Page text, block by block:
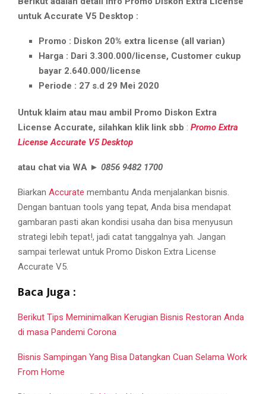
untuk Accurate V5 Desktop :
Promo : Diskon 20% extra license (all varian)
Harga : Dari 3.300.000/license, Customer cukup
bayar 2.640.000/license
Periode : 27 s.d 29 Mei 2020
Untuk klaim atau mau ambil Promo Diskon Extra
License Accurate, silahkan klik link sbb : Promo Extra
License Accurate V5 Desktop
atau chat via WA ► 0856 9482 1700
Biarkan Accurate membantu Anda menjalankan bisnis.
Dengan bantuan tools yang tepat, Anda bisa mendapat
gambaran pasti akan kondisi usaha dan bisa menyusun
strategi lebih tepat!, jadi catat tanggalnya yah. Jangan
sampai terlewat untuk Promo Diskon Extra License
Accurate V5.
Baca Juga :
Berikut Tips Meminimalkan Kerugian Bisnis Restoran Anda
di masa Pandemi Corona
Bisnis Sampingan Yang Bisa Datangkan Cuan Selama Work
From Home